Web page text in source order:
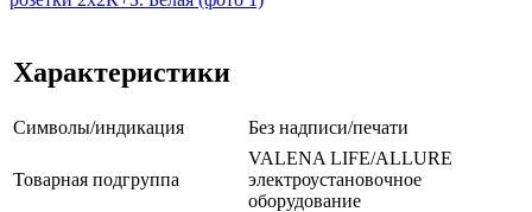
Характеристики
Символы/индикация Без надписи/печати
Товарная подгруппа
VALENA LIFE/ALLURE
электроустановочное
оборудование